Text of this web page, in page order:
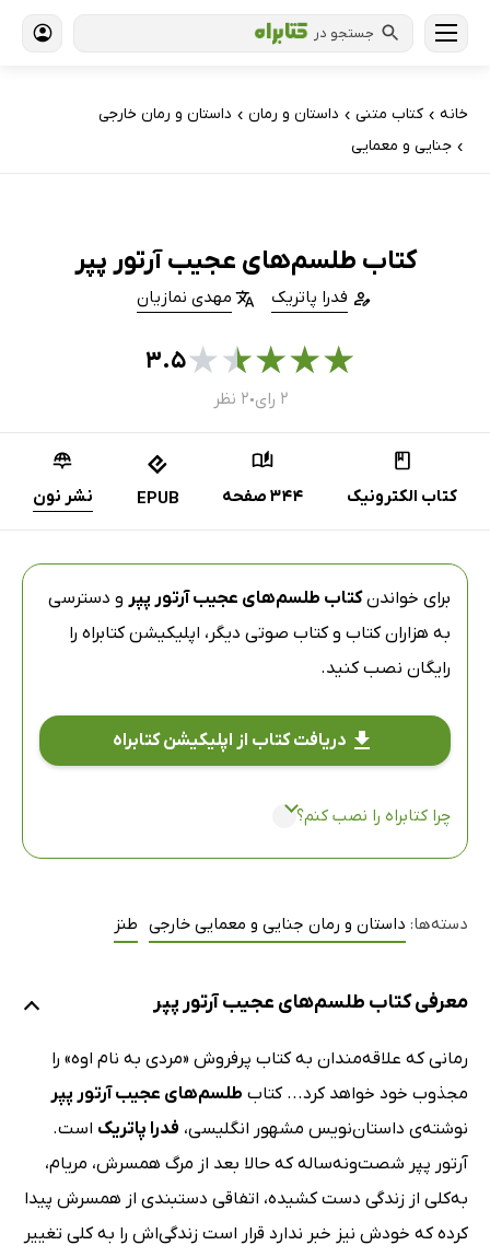
جستجو در
خانه › کتاب‌ متنی › داستان و رمان › داستان و رمان خارجی
› جنایی و معمایی
کتاب طلسم‌های عجیب آرتور پپر
فدرا پاتریک مهدی نمازیان
★
★
★
★
★۳.۵
۲ رای ● ۲ نظر
کتاب الکترونیک 344 صفحه EPUB نشر نون
برای خواندنکتاب طلسم‌های عجیب آرتور پپر و دسترسی
به هزاران کتاب و کتاب صوتی دیگر، اپلیکیشن کتابراه را
رایگان نصب کنید.
دریافت کتاب از اپلیکیشن کتابراه
چرا کتابراه را نصب کنم؟
دسته‌ها: داستان و رمان جنایی و معمایی خارجی طنز
معرفی کتاب طلسم‌های عجیب آرتور پپر
رمانی که علاقه‌مندان به کتاب پرفروش «مردی به نام اوه» را
مجذوب خود خواهد کرد... کتاب طلسم‌های عجیب آرتور پپر
نوشته‌ی داستان‌نویس مشهور انگلیسی، فدرا پاتریک است.
آرتور پپر شصت‌ونه‌ساله که حالا بعد از مرگ همسرش، مریام،
به‌کلی از زندگی دست کشیده، اتفاقی دستبندی از همسرش پیدا
کرده که خودش نیز خبر ندارد قرار است زندگی‌اش را به کلی تغییر